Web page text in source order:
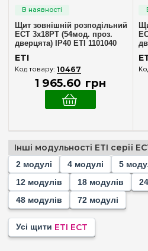
4(+3)
5 (+1)
8(+2)
12(+2)
18(+2)
48(+2)
54
72(+2)
Комплектація клемами PE+N
У комплекті(2)
Матеріал корпусу
Пластик(2)
Щит зовнішній розподільний
ECT 3x18PT (54мод. проз.
дверцята) IP40 ETI 1101040
ETI
10467
1 965.60 грн
Інші модульності ETI серії
2 модулі 4 модулі 5
12 модулів
18 модулів
48 модулів
72 модулі
Усі щити ETI ECT